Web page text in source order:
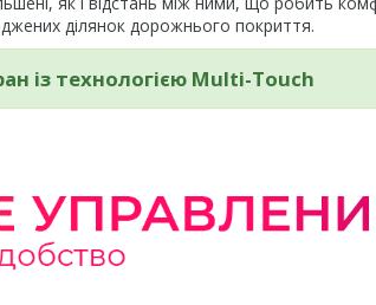
ділянок дорожнього покриття.
із технологією Multi-Touch